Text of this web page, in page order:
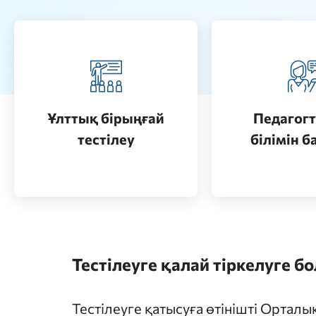
Ұлттық бірыңғай
тестілеу
Қазақстанда жоғары білім
Өту
білімінӨту
Тестілеуге қалай тіркелуге
Тестілеуге қатысуға өтінішті